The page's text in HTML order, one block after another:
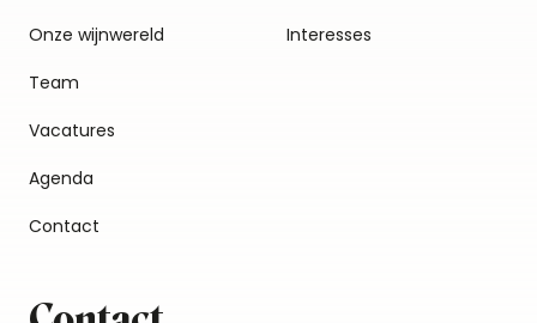
Onze wijnwereld
Team
Vacatures
Agenda
Contact
Interesses